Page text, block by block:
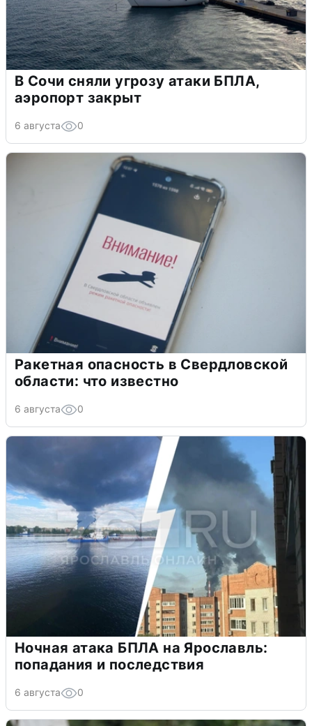
В Сочи сняли угрозу атаки БПЛА,
аэропорт закрыт
6 августа 0
Ракетная опасность в Свердловской
области: что известно
6 августа 0
Ночная атака БПЛА на Ярославль:
попадания и последствия
6 августа 0